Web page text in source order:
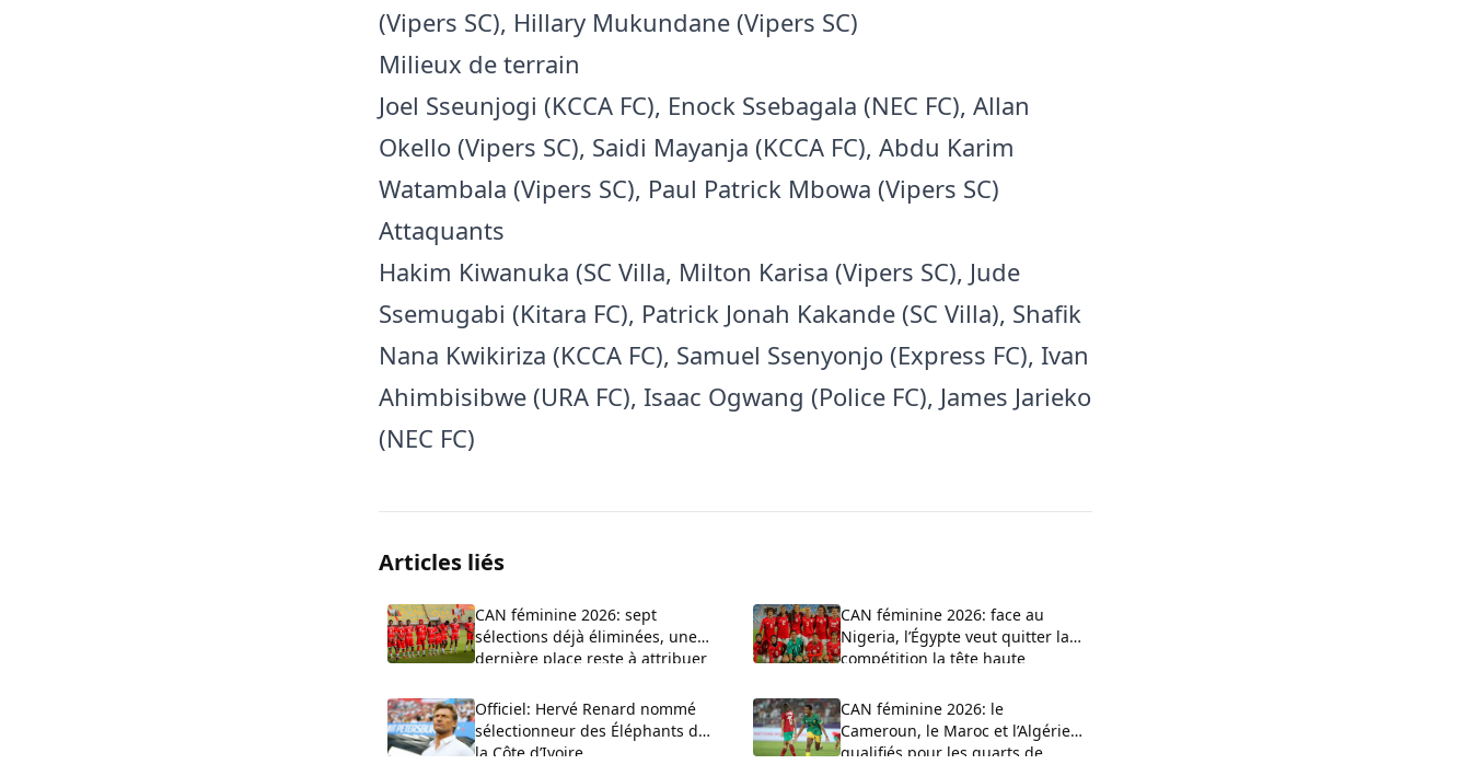
(Vipers SC), Hillary Mukundane (Vipers SC)
Milieux de terrain
Joel Sseunjogi (KCCA FC), Enock Ssebagala (NEC FC), Allan
Okello (Vipers SC), Saidi Mayanja (KCCA FC), Abdu Karim
Watambala (Vipers SC), Paul Patrick Mbowa (Vipers SC)
Attaquants
Hakim Kiwanuka (SC Villa, Milton Karisa (Vipers SC), Jude
Ssemugabi (Kitara FC), Patrick Jonah Kakande (SC Villa), Shafik
Nana Kwikiriza (KCCA FC), Samuel Ssenyonjo (Express FC), Ivan
Ahimbisibwe (URA FC), Isaac Ogwang (Police FC), James Jarieko
(NEC FC)
Articles liés
CAN féminine 2026: sept
sélections déjà éliminées, une
dernière place reste à attribuer
CAN féminine 2026: face au
Nigeria, l’Égypte veut quitter la
compétition la tête haute
Officiel: Hervé Renard nommé
sélectionneur des Éléphants de
la Côte d’Ivoire
CAN féminine 2026: le
Cameroun, le Maroc et l’Algérie
qualifiés pour les quarts de